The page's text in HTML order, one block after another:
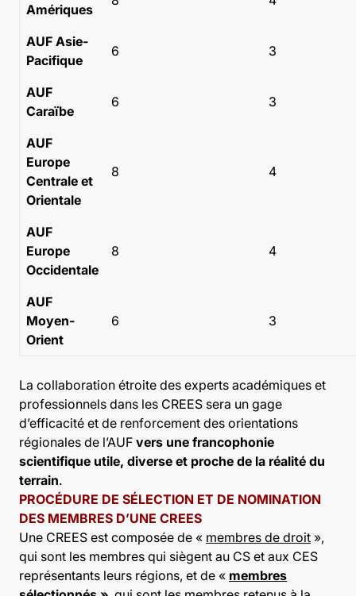
Amériques
AUF Asie-
Pacifique
6 3
AUF
Caraïbe
6 3
AUF
Europe
Centrale et
Orientale
8 4
AUF
Europe
Occidentale
8 4
AUF
Moyen-
Orient
6 3
La collaboration étroite des experts académiques et
professionnels dans les CREES sera un gage
d’efficacité et de renforcement des orientations
régionales de l’AUF vers une francophonie
scientifique utile, diverse et proche de la réalité du
terrain.
PROCÉDURE DE SÉLECTION ET DE NOMINATION
DES MEMBRES D’UNE CREES
Une CREES est composée de « membres de droit »,
qui sont les membres qui siègent au CS et aux CES
représentants leurs régions, et de « membres